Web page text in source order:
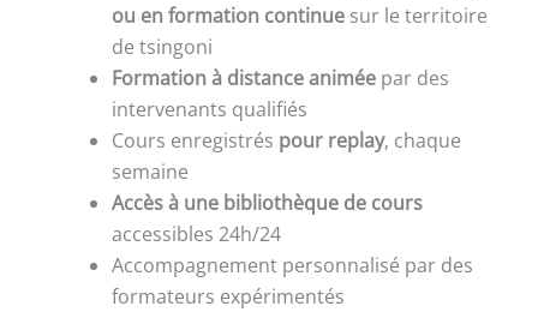
ou en formation continue sur le territoire
de tsingoni
Formation à distance animée par des
intervenants qualifiés
Cours enregistrés pour replay, chaque
semaine
Accès à une bibliothèque de cours
accessibles 24h/24
Accompagnement personnalisé par des
formateurs expérimentés